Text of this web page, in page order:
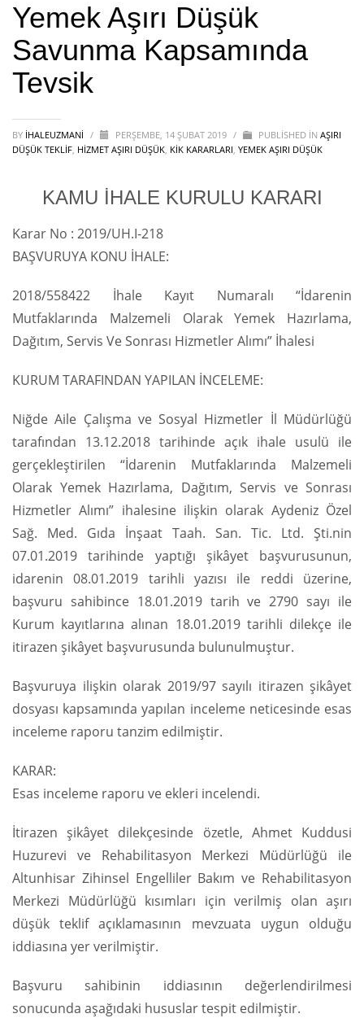
Yemek Aşırı Düşük
Savunma Kapsamında
Tevsik
BY IHALEUZMANI / PERŞEMBE, 14 ŞUBAT 2019 / PUBLISHED IN AŞIRI
DÜŞÜK TEKLIF, HİZMET AŞIRI DÜŞÜK, KİK KARARLARI, YEMEK AŞIRI DÜŞÜK
KAMU İHALE KURULU KARARI
Karar No : 2019/UH.I-218
BAŞVURUYA KONU İHALE:
2018/558422 İhale Kayıt Numaralı “İdarenin
Mutfaklarında Malzemeli Olarak Yemek Hazırlama,
Dağıtım, Servis Ve Sonrası Hizmetler Alımı” İhalesi
KURUM TARAFINDAN YAPILAN İNCELEME:
Niğde Aile Çalışma ve Sosyal Hizmetler İl Müdürlüğü
tarafından 13.12.2018 tarihinde açık ihale usulü ile
gerçekleştirilen “İdarenin Mutfaklarında Malzemeli
Olarak Yemek Hazırlama, Dağıtım, Servis ve Sonrası
Hizmetler Alımı” ihalesine ilişkin olarak Aydeniz Özel
Sağ. Med. Gıda İnşaat Taah. San. Tic. Ltd. Şti.nin
07.01.2019 tarihinde yaptığı şikâyet başvurusunun,
idarenin 08.01.2019 tarihli yazısı ile reddi üzerine,
başvuru sahibince 18.01.2019 tarih ve 2790 sayı ile
Kurum kayıtlarına alınan 18.01.2019 tarihli dilekçe ile
itirazen şikâyet başvurusunda bulunulmuştur.
Başvuruya ilişkin olarak 2019/97 sayılı itirazen şikâyet
dosyası kapsamında yapılan inceleme neticesinde esas
inceleme raporu tanzim edilmiştir.
KARAR:
Esas inceleme raporu ve ekleri incelendi.
İtirazen şikâyet dilekçesinde özetle, Ahmet Kuddusi
Huzurevi ve Rehabilitasyon Merkezi Müdürlüğü ile
Altunhisar Zihinsel Engelliler Bakım ve Rehabilitasyon
Merkezi Müdürlüğü kısımları için verilmiş olan aşırı
düşük teklif açıklamasının mevzuata uygun olduğu
iddiasına yer verilmiştir.
Başvuru sahibinin iddiasının değerlendirilmesi
sonucunda aşağıdaki hususlar tespit edilmiştir.